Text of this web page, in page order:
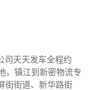
司天天发车全程约
，镇江到新密物流专
街街道、新华路街